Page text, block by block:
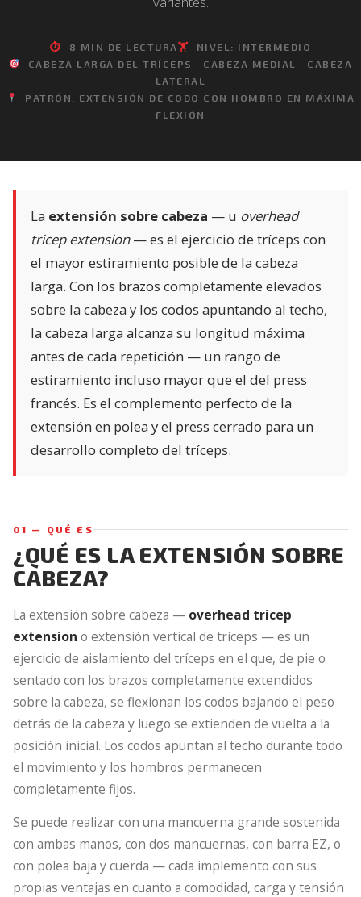
⏱ 8 MIN DE LECTURA 🏋️
NIVEL: INTERMEDIO
CABEZA LARGA DEL TRÍCEPS · CABEZA MEDIAL · CABEZA
LATERAL
PATRÓN: EXTENSIÓN DE CODO CON HOMBRO EN MÁXIMA
FLEXIÓN
La extensión sobre cabeza — u overhead
tricep extension— es el ejercicio de tríceps con
el mayor estiramiento posible de la cabeza
larga. Con los brazos completamente elevados
sobre la cabeza y los codos apuntando al techo,
la cabeza larga alcanza su longitud máxima
antes de cada repetición — un rango de
estiramiento incluso mayor que el del press
francés. Es el complemento perfecto de la
extensión en polea y el press cerrado para un
desarrollo completo del tríceps.
01 — QUÉ ES
¿QUÉ ES LA EXTENSIÓN SOBRE
CABEZA?
La extensión sobre cabeza — overhead tricep
extension o extensión vertical de tríceps — es un
ejercicio de aislamiento del tríceps en el que, de pie o
sentado con los brazos completamente extendidos
sobre la cabeza, se flexionan los codos bajando el peso
detrás de la cabeza y luego se extienden de vuelta a la
posición inicial. Los codos apuntan al techo durante todo
el movimiento y los hombros permanecen
completamente fijos.
Se puede realizar con una mancuerna grande sostenida
con ambas manos, con dos mancuernas, con barra EZ, o
con polea baja y cuerda — cada implemento con sus
propias ventajas en cuanto a comodidad, carga y tensión